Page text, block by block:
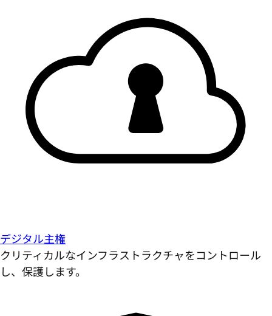
デジタル主権
クリティカルなインフラストラクチャをコントロール
し、保護します。